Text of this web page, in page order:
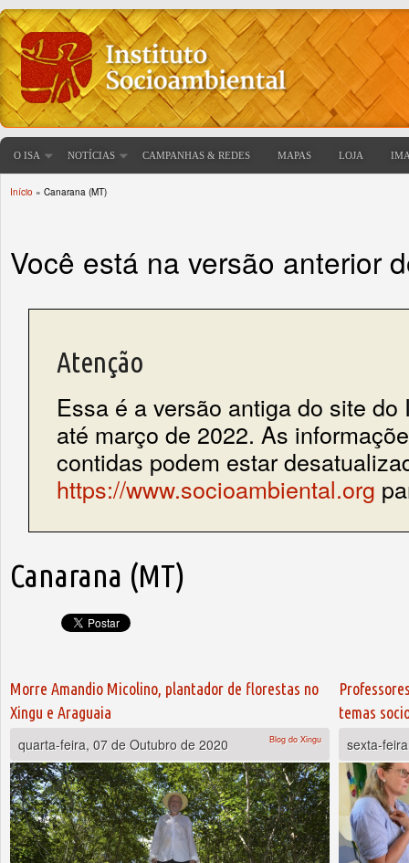
O ISA NOTÍCIAS CAMPANHAS & REDES MAPAS LOJA
Início » Canarana (MT)
Você está na versão anterior
Atenção
Essa é a versão antiga do site do
até março de 2022. As
contidas podem estar
https://www.socioambiental.org
Canarana (MT)
Morre Amandio Micolino, plantador de florestas no
Xingu e Araguaia
quarta-feira, 07 de Outubro de 2020
Blog do Xingu
temas
sexta-